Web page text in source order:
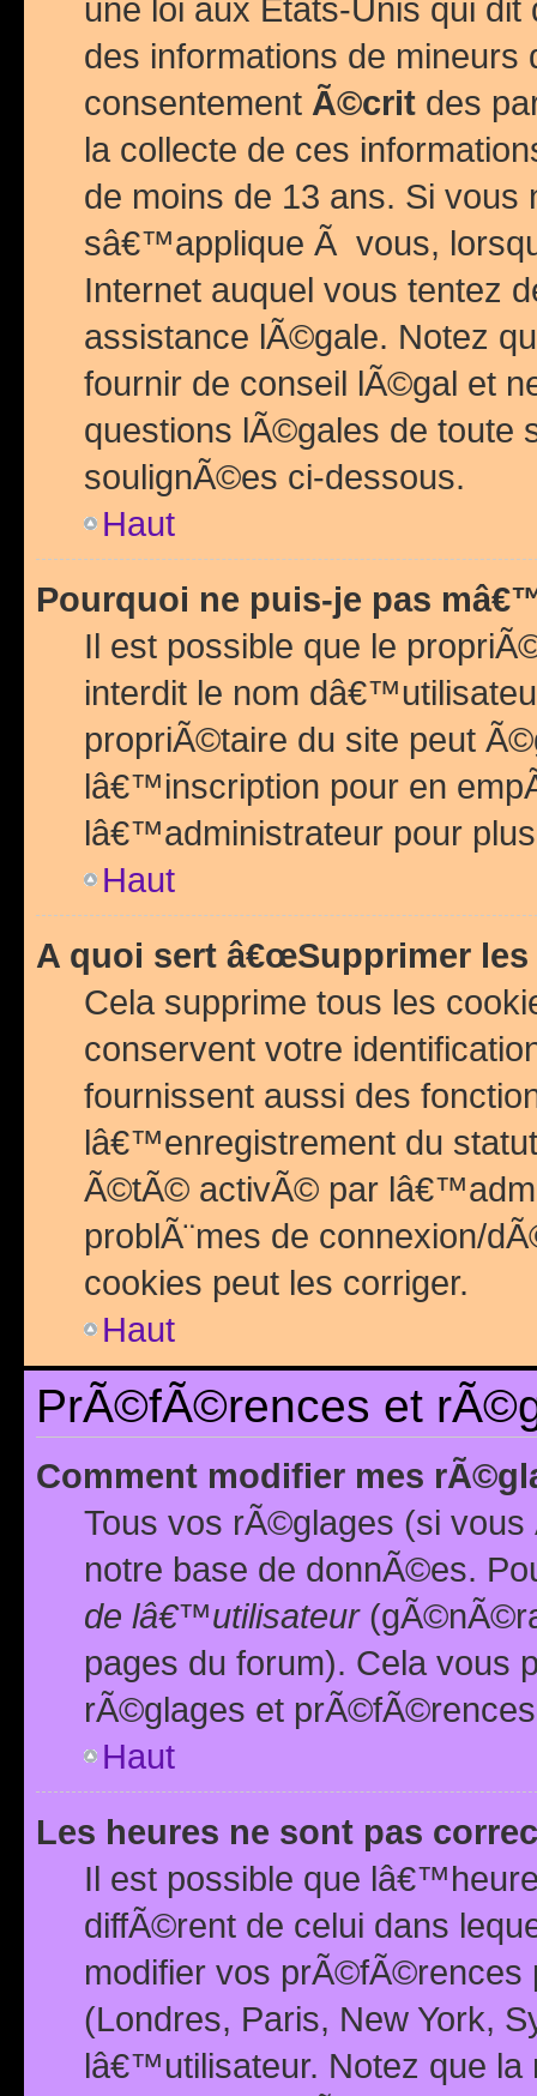
une loi aux Etats-Unis qui
des informations de mineurs
consentement Ã©crit des
la collecte de ces
de moins de 13 ans. Si
sâ€™applique Ã vous,
Internet auquel vous tentez
assistance lÃ©gale. Notez
fournir de conseil lÃ©gal et
questions lÃ©gales de
soulignÃ©es ci-dessous.
Haut
Pourquoi ne puis-je pas
Il est possible que le
interdit le nom
propriÃ©taire du site peut
lâ€™inscription pour en
lâ€™administrateur pour
Haut
A quoi sert â€œSupprimer les
Cela supprime tous les
conservent votre
fournissent aussi des
lâ€™enregistrement du
Ã©tÃ© activÃ© par
problÃ¨mes de connexion/
cookies peut les corriger.
Haut
PrÃ©fÃ©rences et
Comment modifier mes
Tous vos rÃ©glages (si
notre base de donnÃ©es.
de lâ€™utilisateur
pages du forum). Cela vous
rÃ©glages et
Haut
Les heures ne sont pas
Il est possible que
diffÃ©rent de celui dans
modifier vos prÃ©fÃ©rences
(Londres, Paris, New York,
lâ€™utilisateur. Notez que la